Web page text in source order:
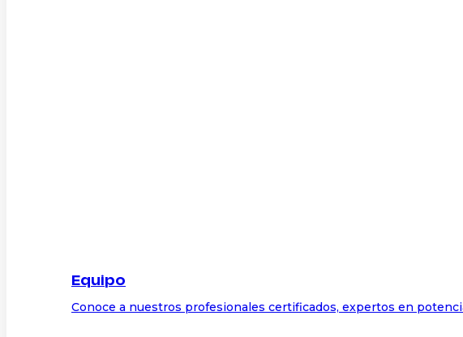
Equipo
Conoce a nuestros profesionales certificados, expertos en